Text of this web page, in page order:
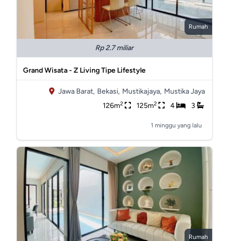
Rumah
Rp 2.7 miliar
Grand Wisata - Z Living Tipe Lifestyle
Jawa Barat, Bekasi, Mustikajaya, Mustika Jaya
126m2 125m2 4 3
1 minggu yang lalu
Rumah